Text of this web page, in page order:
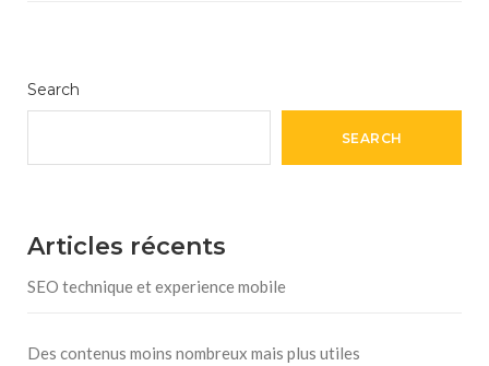
Search
SEARCH
Articles récents
SEO technique et experience mobile
Des contenus moins nombreux mais plus utiles